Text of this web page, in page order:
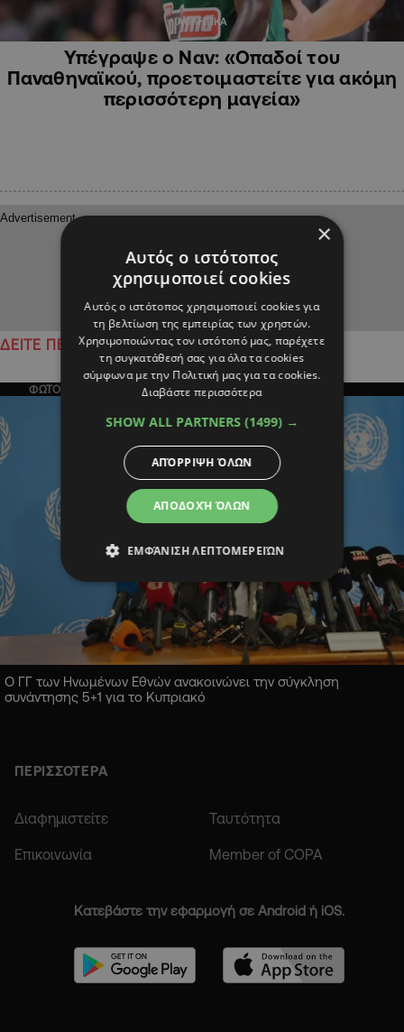
ΑΘΛΗΤΙΚΑ
Υπέγραψε ο Ναν: «Οπαδοί του
Παναθηναϊκού, προετοιμαστείτε για ακόμη
περισσότερη μαγεία»
ΔΕΙΤΕ ΠΕΡΙΣΣΟΤΕΡΑ
ΦΩΤΟΓΡΑΦΙΑ ΤΗΣ ΗΜΕΡΑΣ
Ο ΓΓ των Ηνωμένων Εθνών ανακοινώνει την σύγκληση
συνάντησης 5+1 για το Κυπριακό
ΠΕΡΙΣΣΟΤΕΡΑ
Διαφημιστείτε Ταυτότητα
Επικοινωνία Member of COPA
Κατεβάστε την εφαρμογή σε Android ή iOS.
×
Αυτός ο ιστότοπος
χρησιμοποιεί cookies
Αυτός ο ιστότοπος χρησιμοποιεί cookies για
τη βελτίωση της εμπειρίας των χρηστών.
Χρησιμοποιώντας τον ιστότοπό μας, παρέχετε
τη συγκατάθεσή σας για όλα τα cookies
σύμφωνα με την Πολιτική μας για τα cookies.
Διαβάστε περισσότερα
SHOW ALL PARTNERS (1499) →
ΑΠΟΔΟΧΉ ΌΛΩΝ
ΑΠΌΡΡΙΨΗ ΌΛΩΝ
ΕΜΦΆΝΙΣΗ ΛΕΠΤΟΜΕΡΕΙΏΝ